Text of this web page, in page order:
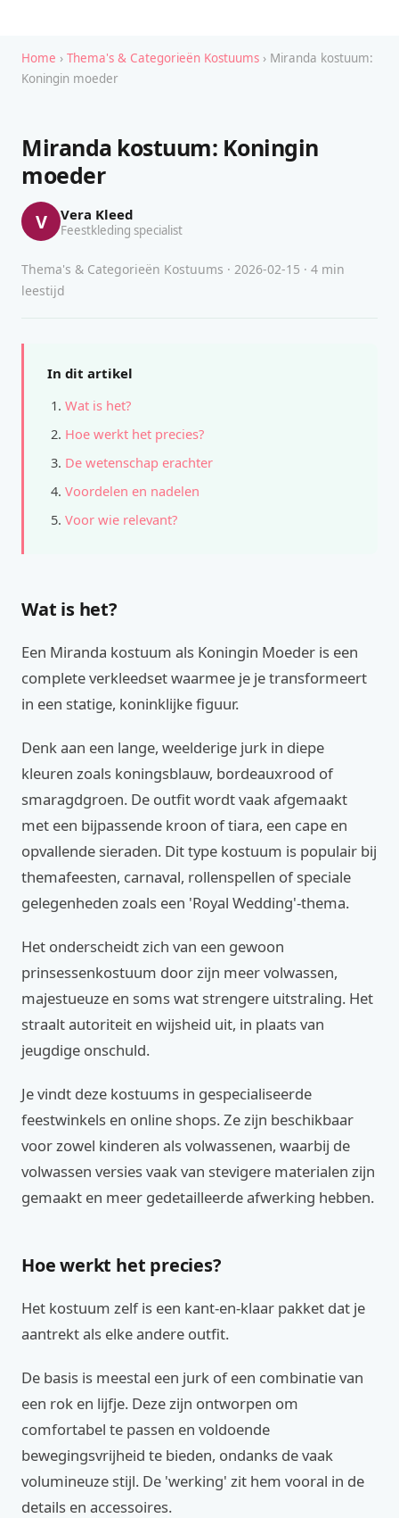
Home › Thema's & Categorieën Kostuums › Miranda kostuum:
Koningin moeder
Miranda kostuum: Koningin
moeder
V Vera Kleed
Feestkleding specialist
Thema's & Categorieën Kostuums · 2026-02-15 · 4 min
leestijd
In dit artikel
Wat is het?
Hoe werkt het precies?
De wetenschap erachter
Voordelen en nadelen
Voor wie relevant?
Wat is het?
Een Miranda kostuum als Koningin Moeder is een
complete verkleedset waarmee je je transformeert
in een statige, koninklijke figuur.
Denk aan een lange, weelderige jurk in diepe
kleuren zoals koningsblauw, bordeauxrood of
smaragdgroen. De outfit wordt vaak afgemaakt
met een bijpassende kroon of tiara, een cape en
opvallende sieraden. Dit type kostuum is populair bij
themafeesten, carnaval, rollenspellen of speciale
gelegenheden zoals een 'Royal Wedding'-thema.
Het onderscheidt zich van een gewoon
prinsessenkostuum door zijn meer volwassen,
majestueuze en soms wat strengere uitstraling. Het
straalt autoriteit en wijsheid uit, in plaats van
jeugdige onschuld.
Je vindt deze kostuums in gespecialiseerde
feestwinkels en online shops. Ze zijn beschikbaar
voor zowel kinderen als volwassenen, waarbij de
volwassen versies vaak van stevigere materialen zijn
gemaakt en meer gedetailleerde afwerking hebben.
Hoe werkt het precies?
Het kostuum zelf is een kant-en-klaar pakket dat je
aantrekt als elke andere outfit.
De basis is meestal een jurk of een combinatie van
een rok en lijfje. Deze zijn ontworpen om
comfortabel te passen en voldoende
bewegingsvrijheid te bieden, ondanks de vaak
volumineuze stijl. De 'werking' zit hem vooral in de
details en accessoires.